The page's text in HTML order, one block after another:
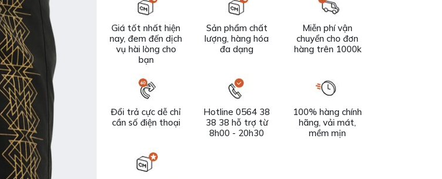
Giá tốt nhất hiện
nay, đem đến dịch
vụ hài lòng cho
bạn
Sản phẩm chất
lượng, hàng hóa
đa dạng
Miễn phí vận
chuyển cho đơn
hàng trên 1000k
Đổi trả cực dễ chỉ
cần số điện thoại
Hotline 0564 38
38 38 hỗ trợ từ
8h00 - 20h30
100% hàng chính
hãng, vải mát,
mềm mịn